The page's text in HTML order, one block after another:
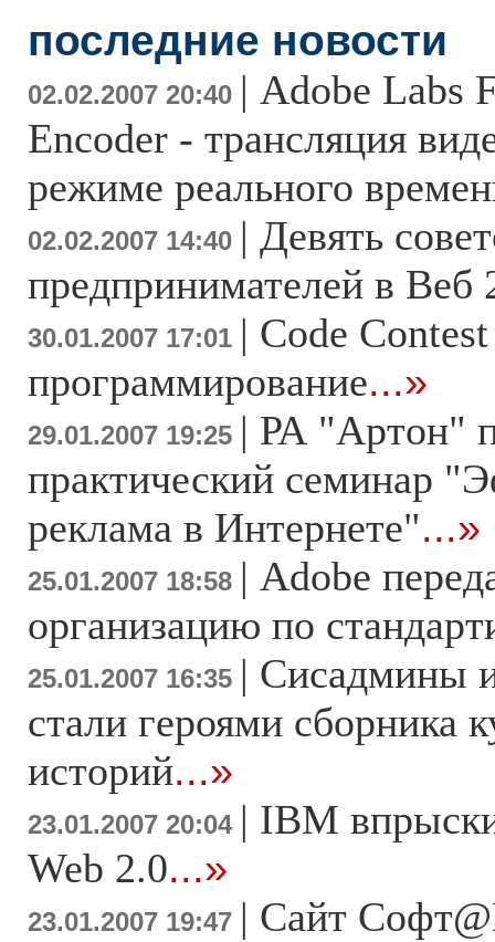
последние новости
02.02.2007 20:40 | Adobe Labs
Encoder - трансляция
режиме реального
02.02.2007 14:40 | Девять
предпринимателей в Веб
30.01.2007 17:01 | Code
программирование...»
29.01.2007 19:25 | РА "Артон"
практический семинар
реклама в Интернете"...»
25.01.2007 18:58 | Adobe
организацию по
25.01.2007 16:35 | Сисадмины
стали героями сборника
историй...»
23.01.2007 20:04 | IBM
Web 2.0...»
23.01.2007 19:47 | Сайт